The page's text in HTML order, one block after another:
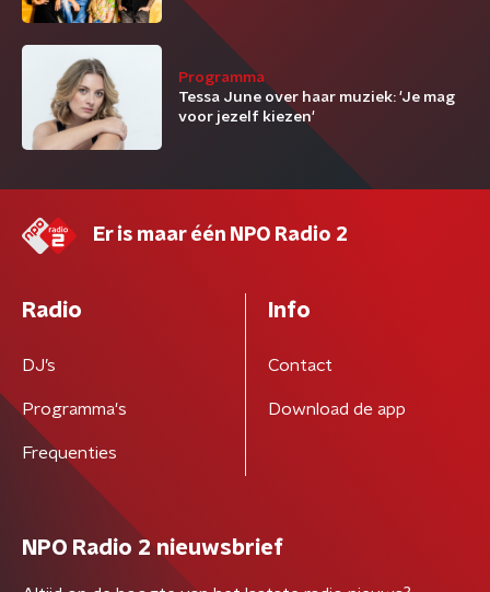
Programma
Tessa June over haar muziek: 'Je mag
voor jezelf kiezen'
Er is maar één NPO Radio 2
Radio
DJ’s
Programma's
Frequenties
Info
Contact
Download de app
NPO Radio 2 nieuwsbrief